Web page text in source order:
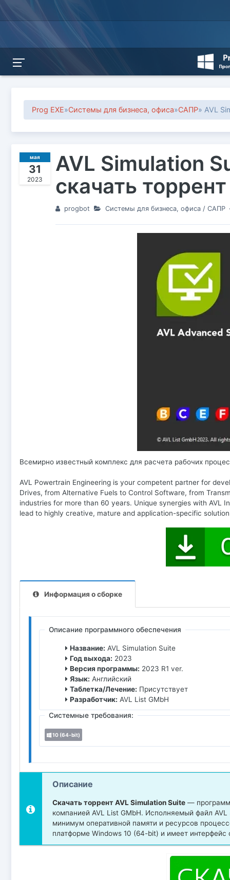
Prog EXE»Системы для бизнеса, офиса»САПР» AVL
мая
31
2023
AVL Simulation
скачать торрент
progbot Системы для бизнеса, офиса/ САПР
Всемирно известный комплекс для расчета рабочих
AVL Powertrain Engineering is your competent partner for
Drives, from Alternative Fuels to Control Software, from
industries for more than 60 years. Unique synergies with AVL
lead to highly creative, mature and application-specific
Информация о сборке
Описание программного обеспечения
Название: AVL Simulation Suite
Год выхода: 2023
Версия программы: 2023 R1 ver.
Язык: Английский
Таблетка/Лечение: Присутствует
Разработчик: AVL List GMbH
Системные требования:
10 (64-bit)
Описание
Скачать торрент AVL Simulation Suite—
компанией AVL List GMbH. Исполняемый файл
минимум оперативной памяти и ресурсов
платформе Windows 10 (64-bit) и имеет интерфейс